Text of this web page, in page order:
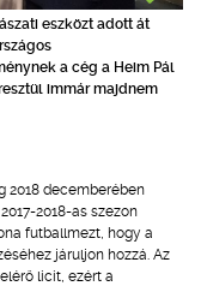
eszközt adott át
a cég a Heim Pál
immár majdnem
2018 decemberében
2018-as szezon
futballmezt, hogy a
járuljon hozzá. Az
licit, ezért a